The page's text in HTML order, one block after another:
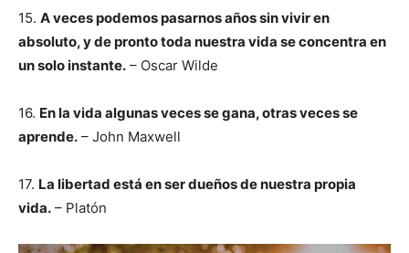
15. A veces podemos pasarnos años sin vivir en
absoluto, y de pronto toda nuestra vida se concentra en
un solo instante. – Oscar Wilde
16. En la vida algunas veces se gana, otras veces se
aprende. – John Maxwell
17. La libertad está en ser dueños de nuestra propia
vida. – Platón